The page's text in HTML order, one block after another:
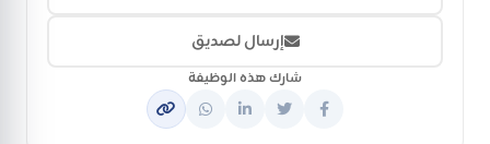
إرسال لصديق
شارك هذه الوظيفة